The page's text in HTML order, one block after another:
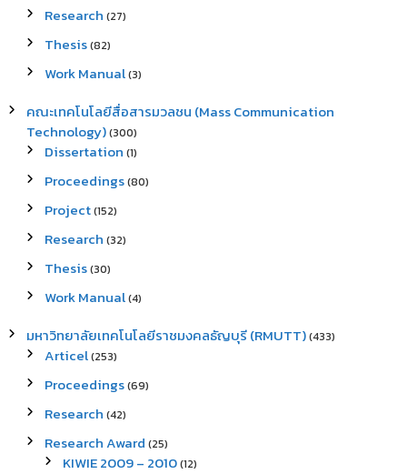
Research (27)
Thesis(82)
Work Manual(3)
คณะเทคโนโลยีสื่อสารมวลชน (Mass Communication
Technology)(300)
Dissertation (1)
Proceedings(80)
Project(152)
Research (32)
Thesis(30)
Work Manual(4)
มหาวิทยาลัยเทคโนโลยีราชมงคลธัญบุรี (RMUTT)(433)
Articel(253)
Proceedings(69)
Research (42)
Research Award (25)
KIWIE 2009 – 2010(12)